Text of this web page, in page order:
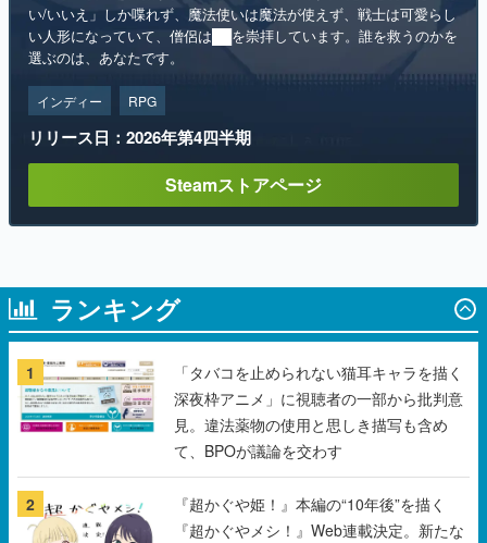
い/いいえ」しか喋れず、魔法使いは魔法が使えず、戦士は可愛らし
い人形になっていて、僧侶は██を崇拝しています。誰を救うのかを
選ぶのは、あなたです。
インディー RPG
リリース日：2026年第4四半期
Steamストアページ
ランキング
1
「タバコを止められない猫耳キャラを描く
深夜枠アニメ」に視聴者の一部から批判意
見。違法薬物の使用と思しき描写も含め
て、BPOが議論を交わす
2
『超かぐや姫！』本編の“10年後”を描く
『超かぐやメシ！』Web連載決定。新たな